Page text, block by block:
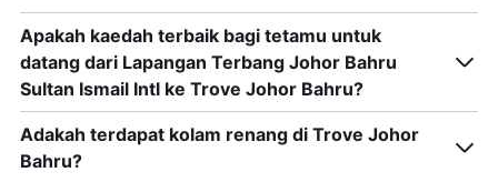
Apakah kaedah terbaik bagi tetamu untuk
datang dari Lapangan Terbang Johor Bahru
Sultan Ismail Intl ke Trove Johor Bahru?
Adakah terdapat kolam renang di Trove Johor
Bahru?